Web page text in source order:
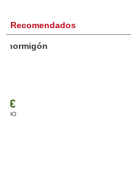
Recomendados
Botánica Agroalimentaria